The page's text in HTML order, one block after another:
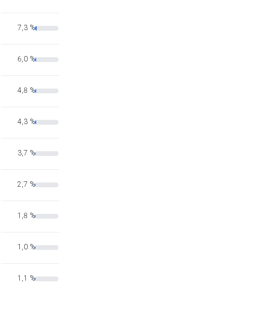
7,3 %
6,0 %
4,8 %
4,3 %
3,7 %
2,7 %
1,8 %
1,0 %
1,1 %